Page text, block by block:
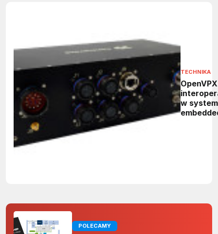
TECHNIKA
w
POLECAMY